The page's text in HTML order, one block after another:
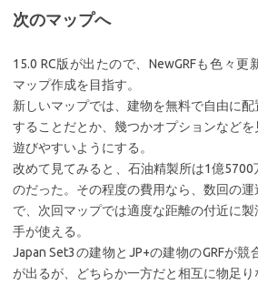
次のマップへ
15.0 RC版が出たので、NewGRFも色々
マップ作成を目指す。
新しいマップでは、建物を無料で自由に
することだとか、幾つかオプションなど
遊びやすいようにする。
改めて見てみると、石油精製所は1億5700
のだった。その程度の費用なら、数回の
で、次回マップでは適度な距離の付近に
手が使える。
Japan Set3の建物とJP+の建物のGRFが
が出るが、どちらか一方だと相互に物足